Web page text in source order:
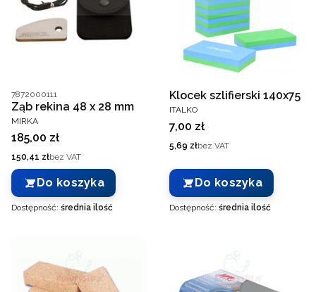
Kod producenta
7872000111
Ząb rekina 48 x 28 mm
PRODUCENT
MIRKA
Cena
185,00 zł
Cena
150,41 złbez VAT
Do koszyka
Dostępność: średnia ilość
Klocek szlifierski 140x75
PRODUCENT
ITALKO
Cena
7,00 zł
Cena
5,69 złbez VAT
Do koszyka
Dostępność: średnia ilość